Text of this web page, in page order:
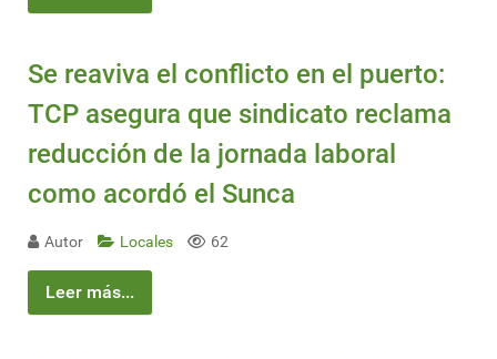
Se reaviva el conflicto en el puerto:
TCP asegura que sindicato reclama
reducción de la jornada laboral
como acordó el Sunca
Autor Locales 62
Leer más...